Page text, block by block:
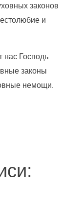
законов
и
нас Господь
законы
немощи.